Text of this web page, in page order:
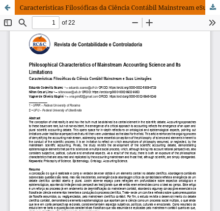
Características Filosóficas da Ciência Contábil Mainstream eSuas Limitações